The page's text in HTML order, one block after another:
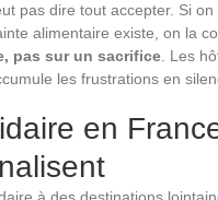
pas dire tout accepter. Si
alimentaire existe, on la
pas sur un sacrifice. Les
les frustrations en
en